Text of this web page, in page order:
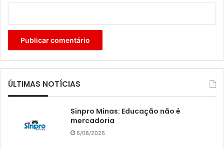
ÚLTIMAS NOTÍCIAS
Sinpro Minas: Educação não é
mercadoria
6/08/2026